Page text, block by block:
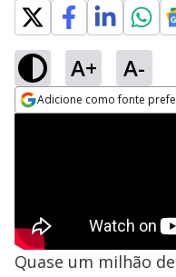
A+ A-
Adicione como fonte
Quase um milhão